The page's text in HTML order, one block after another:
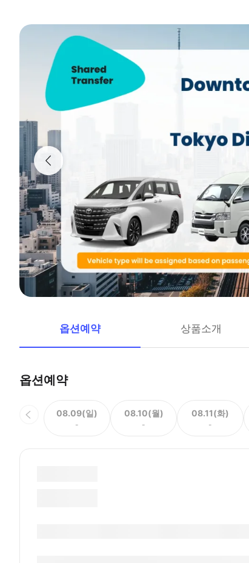
옵션예약 상품소개
옵션예약
08.09(일)
-
08.10(월)
-
08.11(화)
-